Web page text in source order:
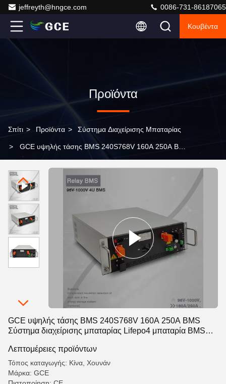
jeffreyth@hngce.com 0086-731-86187065
Κουβέντα
Προϊόντα
Σπίτι > Προϊόντα > Σύστημα Διαχείρισης Μπαταρίας
> GCE υψηλής τάσης BMS 240S768V 160A 250A BMS
BMU συμβατό με ATESS KEHUA DEYE SINEXCEL
Inverter PCS
GCE υψηλής τάσης BMS 240S768V 160A 250A BMS
Σύστημα διαχείρισης μπαταρίας Lifepo4 μπαταρία BMS
Inverter PCS
Λεπτομέρειες προϊόντων
Τόπος καταγωγής: Κίνα, Χουνάν
Μάρκα: GCE